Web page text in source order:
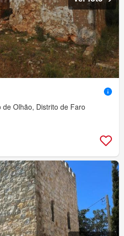
Olhão, Distrito de Faro